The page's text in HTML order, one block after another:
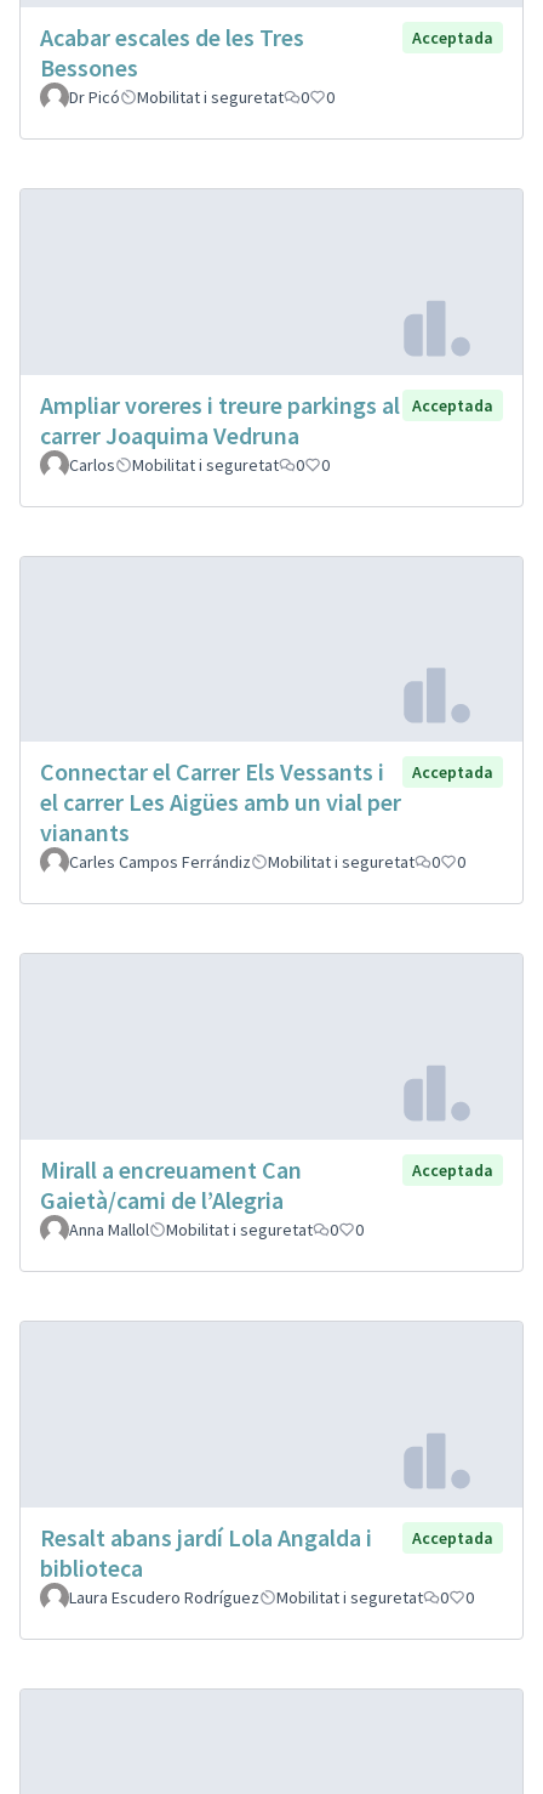
Acabar escales de les Tres
Bessones
Acceptada
Dr Picó Mobilitat i seguretat 0 0
Ampliar voreres i treure parkings al
carrer Joaquima Vedruna
Acceptada
Carlos Mobilitat i seguretat 0 0
Connectar el Carrer Els Vessants i
el carrer Les Aigües amb un vial per
vianants
Acceptada
Carles Campos Ferrándiz Mobilitat i seguretat 0 0
Mirall a encreuament Can
Gaietà/cami de l’Alegria
Acceptada
Anna Mallol Mobilitat i seguretat 0 0
Resalt abans jardí Lola Angalda i
biblioteca
Acceptada
Laura Escudero Rodríguez Mobilitat i seguretat 0 0